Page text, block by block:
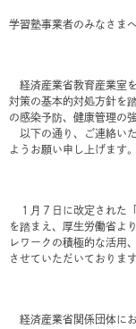
学習塾事業者のみなさま
経済産業省教育産業室
対策の基本的対処方針を
の感染予防、健康管理の
以下の通り、ご連絡い
ようお願い申し上げます。
１月７日に改定された
を踏まえ、厚生労働省よ
レワークの積極的な活用
させていただいております
経済産業省関係団体に